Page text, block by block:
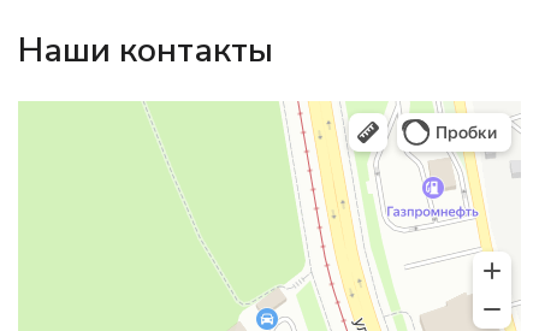
Наши контакты
Магазин резинотехники
Резиновые и резинотехнические изделия в Екатеринбурге
Садовый инвентарь и техника в Екатеринбурге